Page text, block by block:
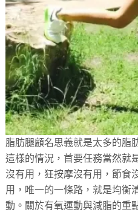
脂肪腿顧名思義就是太多的脂
這樣的情況，首要任務當然就
沒有用，狂按摩沒有用，節食
用，唯一的一條路，就是均衡
動。關於有氧運動與減脂的重